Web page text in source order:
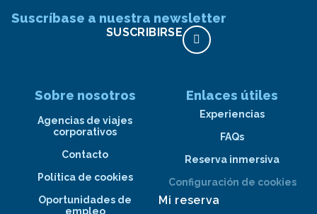
Suscríbase a nuestra newsletter
SUSCRIBIRSE
Sobre nosotros
Agencias de viajes
corporativos
Contacto
Política de cookies
Oportunidades de
empleo
Enlaces útiles
Experiencias
FAQs
Reserva inmersiva
Configuración de cookies
Mi reserva